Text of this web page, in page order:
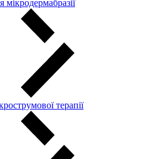
мікродермабразії
терапії